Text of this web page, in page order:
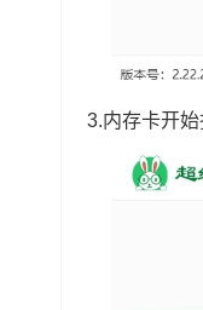
3.内存卡开